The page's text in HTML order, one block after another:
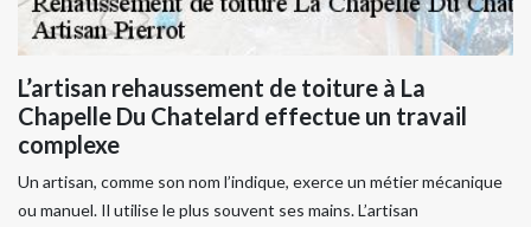
L’artisan rehaussement de toiture à La
Chapelle Du Chatelard effectue un travail
complexe
Un artisan, comme son nom l’indique, exerce un métier mécanique
ou manuel. Il utilise le plus souvent ses mains. L’artisan